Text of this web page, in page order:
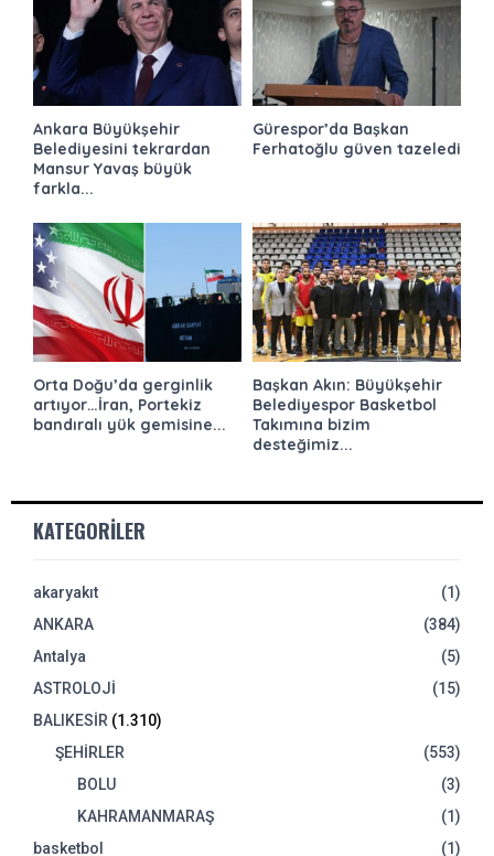
Ankara Büyükşehir
Belediyesini tekrardan
Mansur Yavaş büyük
farkla...
Gürespor’da Başkan
Ferhatoğlu güven tazeledi
Orta Doğu’da gerginlik
artıyor…İran, Portekiz
bandıralı yük gemisine...
Başkan Akın: Büyükşehir
Belediyespor Basketbol
Takımına bizim
desteğimiz...
KATEGORILER
akaryakıt
(1)
ANKARA
(384)
Antalya
(5)
ASTROLOJİ
(15)
BALIKESİR (1.310)
ŞEHİRLER
(553)
BOLU
(3)
KAHRAMANMARAŞ
(1)
basketbol
(1)